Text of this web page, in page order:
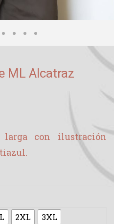
ML Alcatraz
larga con ilustración
2XL 3XL